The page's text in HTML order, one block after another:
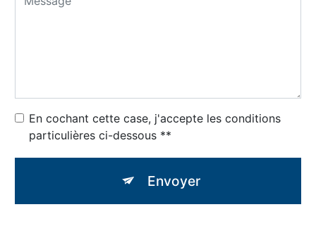
En cochant cette case, j'accepte les conditions
particulières ci-dessous **
Envoyer